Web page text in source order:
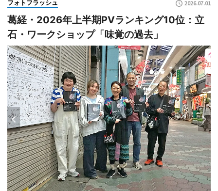
フォトフラッシュ 2026.07.01
葛経・2026年上半期PVランキング10位：立
石・ワークショップ「味覚の過去」